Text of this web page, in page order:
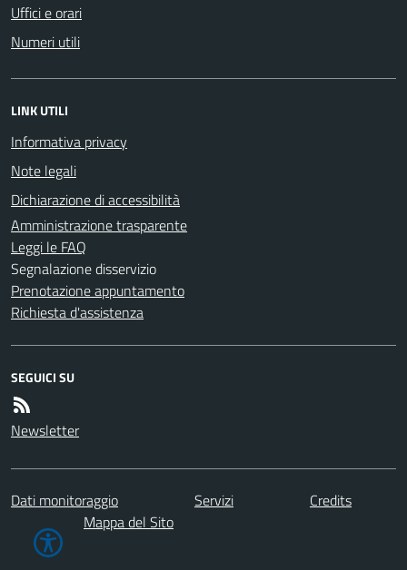
Uffici e orari
Numeri utili
LINK UTILI
Informativa privacy
Note legali
Dichiarazione di accessibilità
Amministrazione trasparente
Leggi le FAQ
Segnalazione disservizio
Prenotazione appuntamento
Richiesta d'assistenza
SEGUICI SU
Newsletter
Dati monitoraggio Servizi
Credits
Mappa del Sito